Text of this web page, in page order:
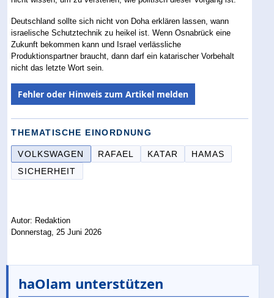
Deutschland sollte sich nicht von Doha erklären lassen, wann
israelische Schutztechnik zu heikel ist. Wenn Osnabrück eine
Zukunft bekommen kann und Israel verlässliche
Produktionspartner braucht, dann darf ein katarischer Vorbehalt
nicht das letzte Wort sein.
Fehler oder Hinweis zum Artikel melden
THEMATISCHE EINORDNUNG
VOLKSWAGEN RAFAEL KATAR
HAMAS
SICHERHEIT
Autor: Redaktion
Donnerstag, 25 Juni 2026
haOlam unterstützen